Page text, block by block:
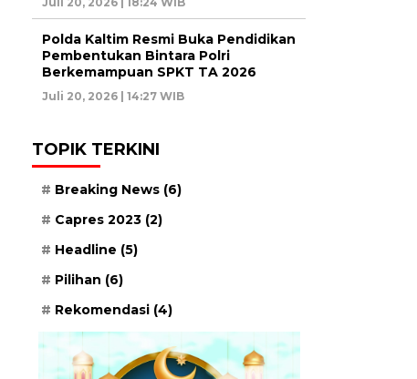
Polda Kaltim Resmi Buka Pendidikan
Pembentukan Bintara Polri
Berkemampuan SPKT TA 2026
Juli 20, 2026 | 14:27 WIB
TOPIK TERKINI
Breaking News (6)
Capres 2023 (2)
Headline (5)
Pilihan (6)
Rekomendasi (4)